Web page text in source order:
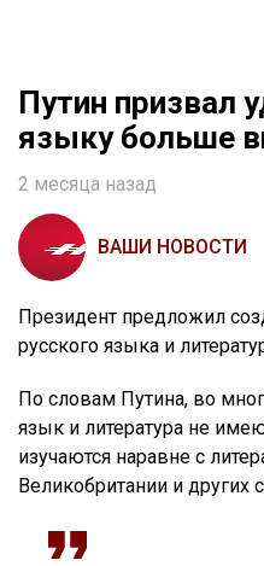
Путин призвал
языку больше
2 месяца назад
ВАШИ НОВОСТИ
Президент предложил
русского языка и
По словам Путина, во
язык и литература не
изучаются наравне с
Великобритании и других